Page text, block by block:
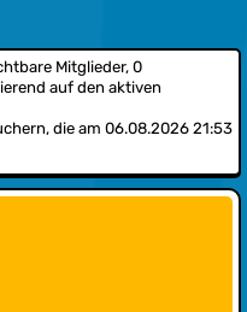
Mitglieder, 0
auf den aktiven
die am 06.08.2026 21:53